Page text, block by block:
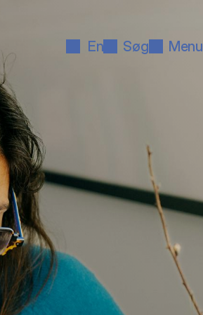
En Søg Menu